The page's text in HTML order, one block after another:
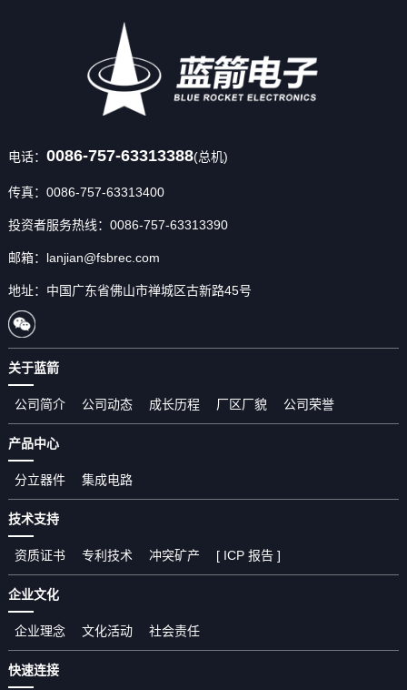
电话： 0086-757-63313388(总机)
传真：0086-757-63313400
投资者服务热线：0086-757-63313390
邮箱：lanjian@fsbrec.com
地址：中国广东省佛山市禅城区古新路45号
关于蓝箭
公司简介 公司动态 成长历程 厂区厂貌 公司荣誉
产品中心
分立器件 集成电路
技术支持
资质证书 专利技术 冲突矿产 [ ICP 报告 ]
企业文化
企业理念 文化活动 社会责任
快速连接